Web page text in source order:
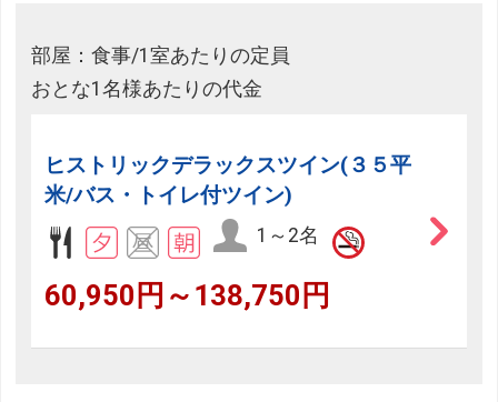
部屋：食事/1室あたりの定員
おとな1名様あたりの代金
ヒストリックデラックスツイン(３５平
米/バス・トイレ付ツイン)
1～2名
60,950円～138,750円